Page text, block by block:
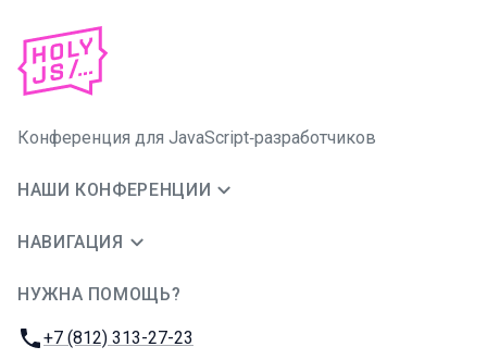
Конференция для JavaScript‑разработчиков
НАШИ КОНФЕРЕНЦИИ
НАВИГАЦИЯ
НУЖНА ПОМОЩЬ?
Телефон:
+7 (812) 313-27-23